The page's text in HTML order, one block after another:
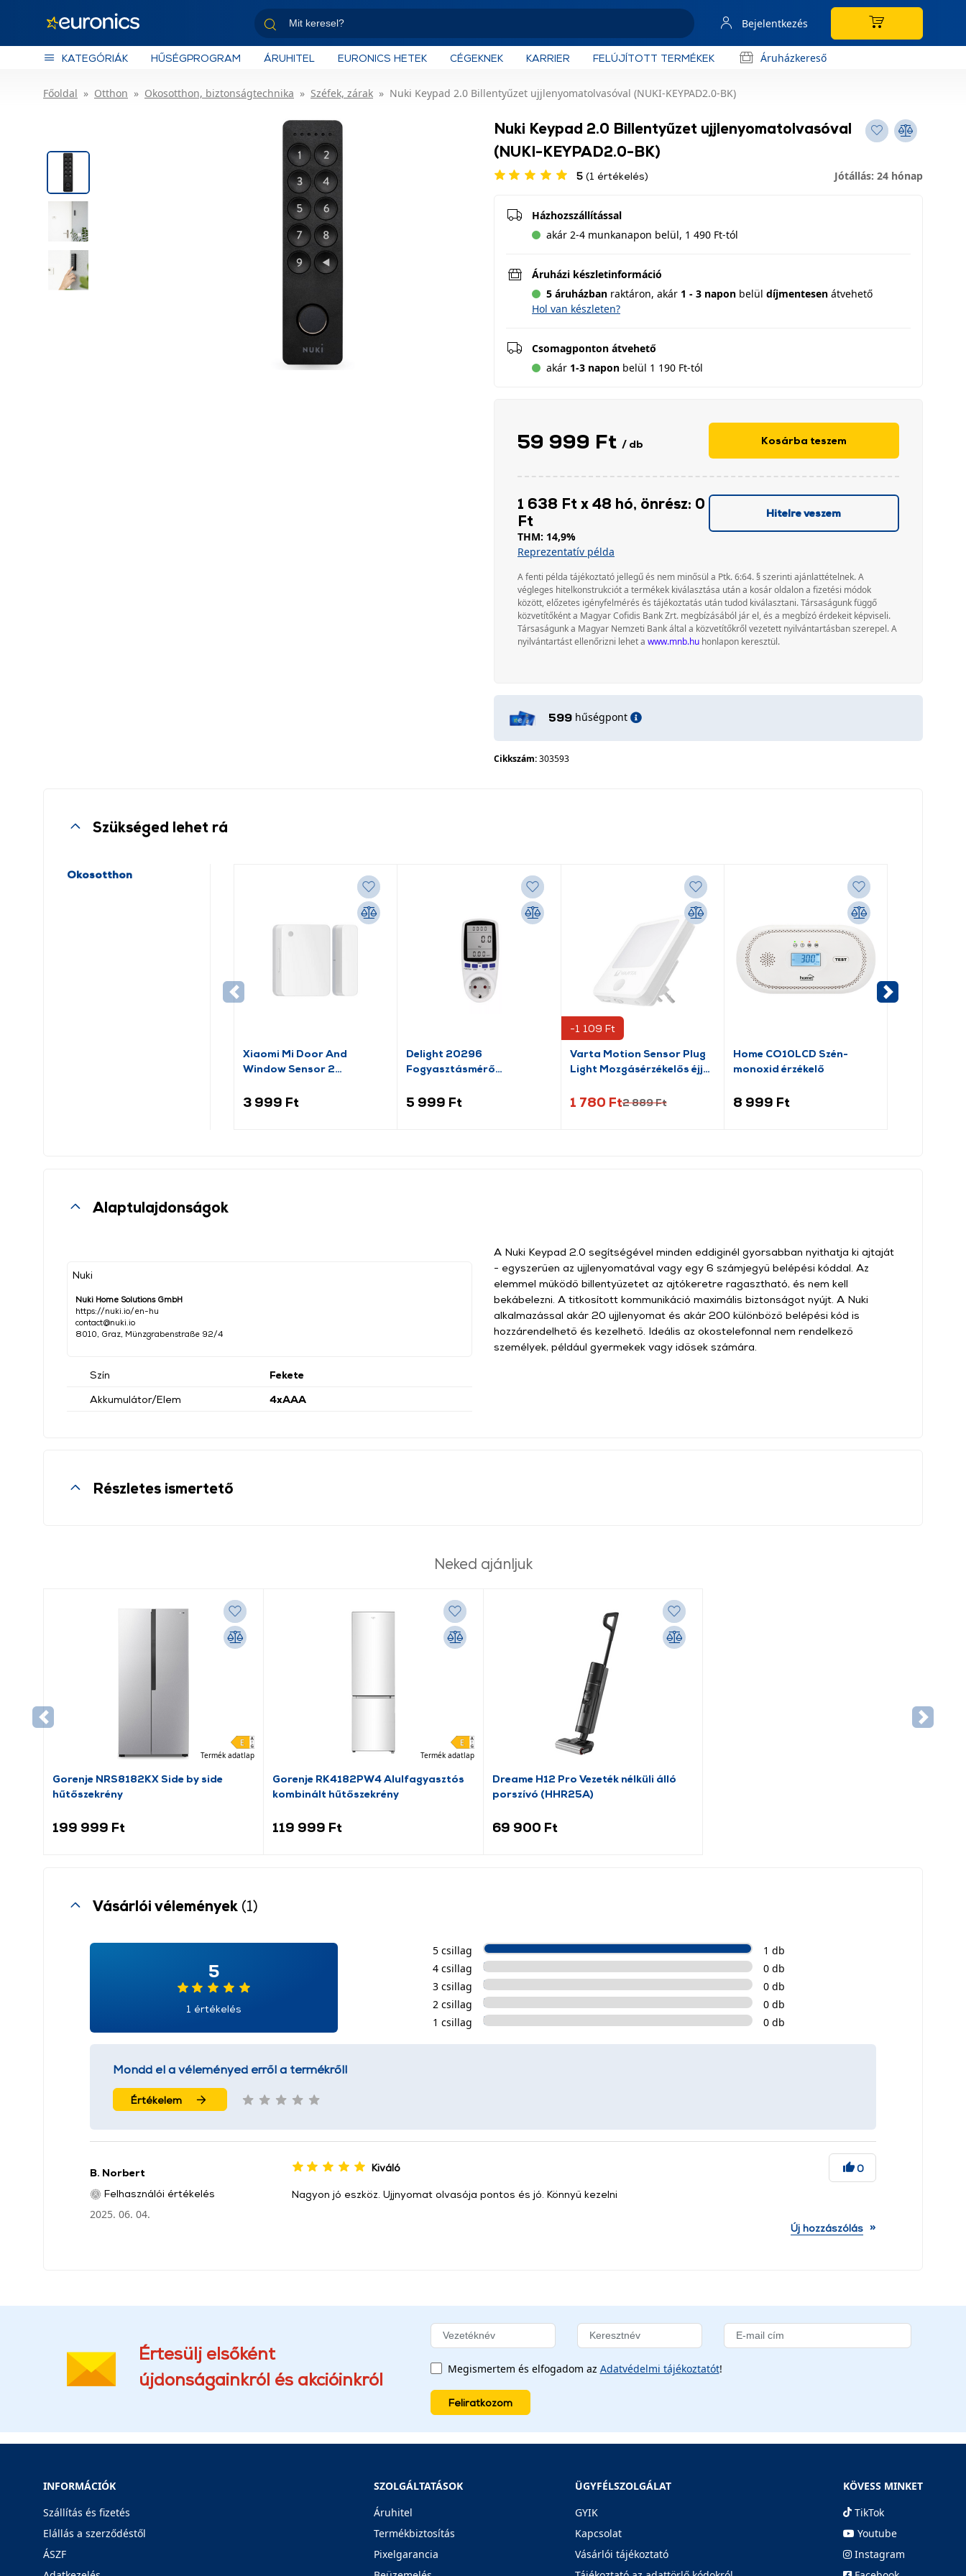
Bejelentkezés
KATEGÓRIÁK HŰSÉGPROGRAM ÁRUHITEL EURONICS HETEK CÉGEKNEK KARRIER FELÚJÍTOTT TERMÉKEK Áruházkereső
Főoldal Otthon Okosotthon, biztonságtechnika Széfek, zárak Nuki Keypad 2.0 Billentyűzet ujjlenyomatolvasóval (NUKI-KEYPAD2.0-BK)
Nuki Keypad 2.0 Billentyűzet ujjlenyomatolvasóval
(NUKI-KEYPAD2.0-BK)
5 (1 értékelés) Jótállás: 24 hónap
Házhozszállítással
akár 2-4 munkanapon belül, 1 490 Ft-tól
Áruházi készletinformáció
5 áruházban raktáron, akár 1 - 3 napon belül díjmentesen átvehető
Hol van készleten?
Csomagponton átvehető
akár 1-3 napon belül 1 190 Ft-tól
59 999 Ft / db Kosárba teszem
1 638 Ft x 48 hó, önrész: 0
Ft
THM: 14,9%
Reprezentatív példa
Hitelre veszem
A fenti példa tájékoztató jellegű és nem minősül a Ptk. 6:64. § szerinti ajánlattételnek. A
végleges hitelkonstrukciót a termékek kiválasztása után a kosár oldalon a fizetési módok
között, előzetes igényfelmérés és tájékoztatás után tudod kiválasztani. Társaságunk függő
közvetítőként a Magyar Cofidis Bank Zrt. megbízásából jár el, és a megbízó érdekeit képviseli.
Társaságunk a Magyar Nemzeti Bank által a közvetítőkről vezetett nyilvántartásban szerepel. A
nyilvántartást ellenőrizni lehet a www.mnb.hu honlapon keresztül.
599 hűségpont
Cikkszám:303593
Szükséged lehet rá
Okosotthon
Xiaomi Mi Door And
Window Sensor 2
3 999 Ft
Delight 20296
Fogyasztásmérő
5 999 Ft
-1 109 Ft
Varta Motion Sensor Plug
Light Mozgásérzékelős éjjeli
1 780 Ft2 889 Ft
Home CO10LCD Szén-
monoxid érzékelő
8 999 Ft
Alaptulajdonságok
Nuki
Nuki Home Solutions GmbH
https://nuki.io/en-hu
contact@nuki.io
8010, Graz, Münzgrabenstraße 92/4
Szín
Fekete
Akkumulátor/Elem
4xAAA
A Nuki Keypad 2.0 segítségével minden eddiginél gyorsabban nyithatja ki ajtaját
- egyszerűen az ujjlenyomatával vagy egy 6 számjegyű belépési kóddal. Az
elemmel működő billentyűzetet az ajtókeretre ragasztható, és nem kell
bekábelezni. A titkosított kommunikáció maximális biztonságot nyújt. A Nuki
alkalmazással akár 20 ujjlenyomat és akár 200 különböző belépési kód is
hozzárendelhető és kezelhető. Ideális az okostelefonnal nem rendelkező
személyek, például gyermekek vagy idősek számára.
Részletes ismertető
Neked ajánljuk
Termék adatlap
Gorenje NRS8182KX Side by side
hűtőszekrény
199 999 Ft
Termék adatlap
Gorenje RK4182PW4 Alulfagyasztós
kombinált hűtőszekrény
119 999 Ft
Dreame H12 Pro Vezeték nélküli álló
porszívó (HHR25A)
69 900 Ft
Vásárlói vélemények (1)
5
1 értékelés
5 csillag
1 db
4 csillag
0 db
3 csillag
0 db
2 csillag
0 db
1 csillag
0 db
Mondd el a véleményed erről a termékről!
Értékelem
B. Norbert
Felhasználói értékelés
2025. 06. 04.
Kiváló 0
Nagyon jó eszköz. Ujjnyomat olvasója pontos és jó. Könnyű kezelni
Új hozzászólás »
Értesülj elsőként
újdonságainkról és akcióinkról
Megismertem és elfogadom az Adatvédelmi tájékoztatót!
Feliratkozom
INFORMÁCIÓK
Szállítás és fizetés
Elállás a szerződéstől
ÁSZF
SZOLGÁLTATÁSOK
Áruhitel
Termékbiztosítás
Pixelgarancia
ÜGYFÉLSZOLGÁLAT
GYIK
Kapcsolat
Vásárlói tájékoztató
KÖVESS MINKET
TikTok
Youtube
Instagram